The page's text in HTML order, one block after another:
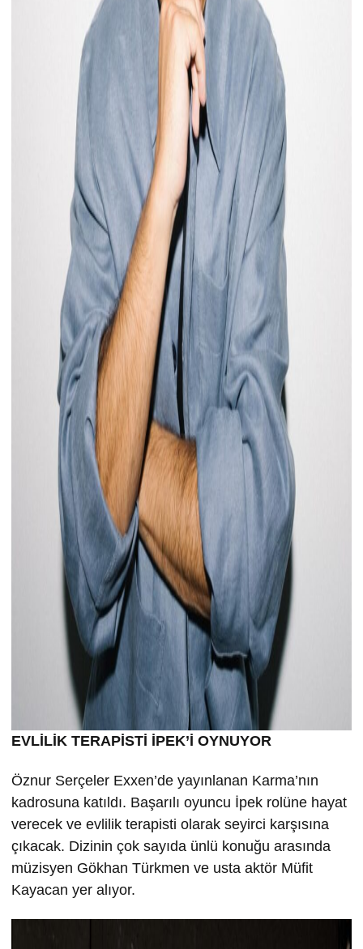
EVLİLİK TERAPİSTİ İPEK’İ OYNUYOR
Öznur Serçeler Exxen’de yayınlanan Karma’nın
kadrosuna katıldı. Başarılı oyuncu İpek rolüne hayat
verecek ve evlilik terapisti olarak seyirci karşısına
çıkacak. Dizinin çok sayıda ünlü konuğu arasında
müzisyen Gökhan Türkmen ve usta aktör Müfit
Kayacan yer alıyor.